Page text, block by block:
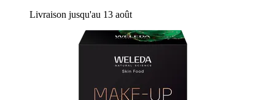
Livraison jusqu'au 13 août